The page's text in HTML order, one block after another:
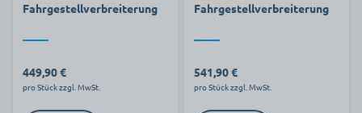
Fahrgestellverbreiterung
449,90 €
pro Stück zzgl. MwSt.
Fahrgestellverbreiterung
541,90 €
pro Stück zzgl. MwSt.